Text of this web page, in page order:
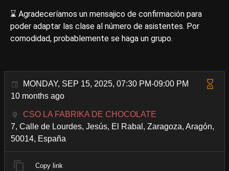
⌛ Agradeceríamos un mensajico de confirmación para
poder adaptar las clase al número de asistentes. Por
comodidad, probablemente se haga un grupo.
MONDAY, SEP 15, 2025, 07:30 PM-09:00 PM
10 months ago
CSO LA FABRIKA DE CHOCOLATE
7, Calle de Lourdes, Jesús, El Rabal, Zaragoza, Aragón,
50014, España
Copy link